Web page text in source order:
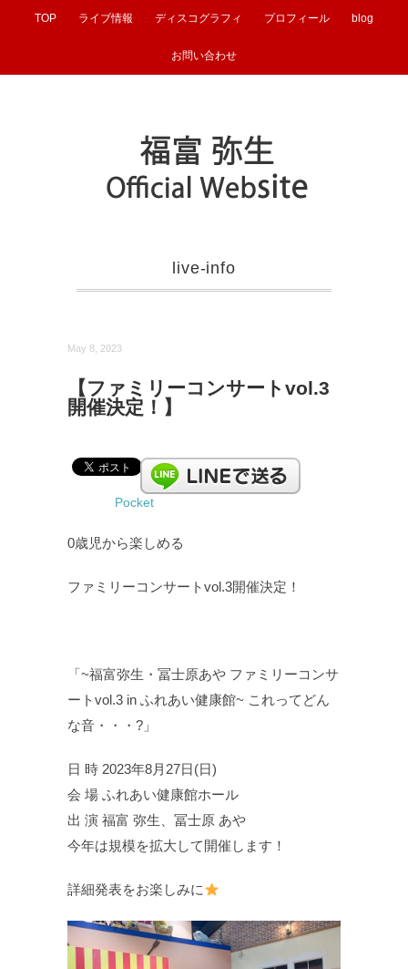
TOP ライブ情報 ディスコグラフィ プロフィール blog
お問い合わせ
live-info
May 8, 2023
【ファミリーコンサートvol.3
開催決定！】
Pocket
0歳児から楽しめる
ファミリーコンサートvol.3開催決定！
「~福富弥生・冨士原あや ファミリーコンサ
ートvol.3 in ふれあい健康館~ これってどん
な音・・・?」
日 時 2023年8月27日(日)
会 場 ふれあい健康館ホール
出 演 福富 弥生、冨士原 あや
今年は規模を拡大して開催します！
詳細発表をお楽しみに